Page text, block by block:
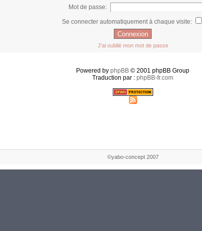
Mot de passe:
Se connecter automatiquement à chaque visite:
J'ai oublié mon mot de passe
Powered by phpBB © 2001 phpBB Group
Traduction par : phpBB-fr.com
©yabo-concept 2007